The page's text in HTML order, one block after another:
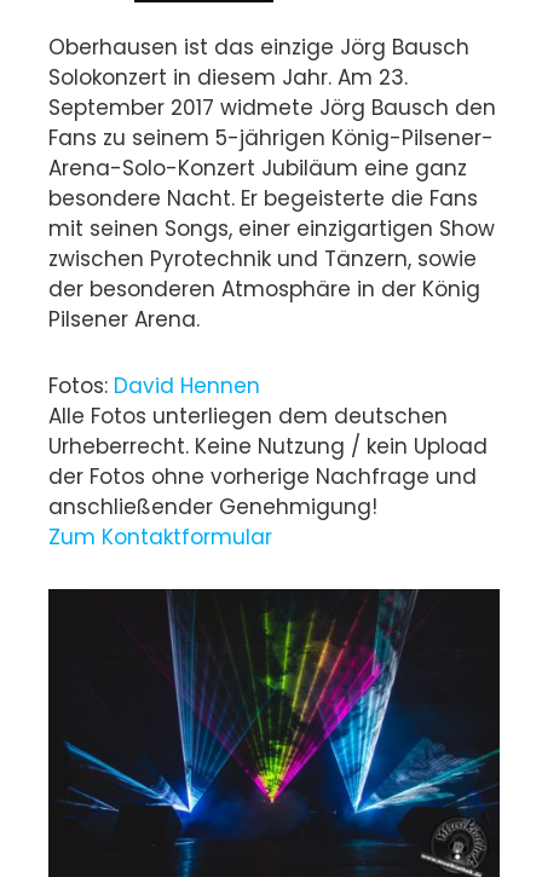
Oberhausen ist das einzige Jörg Bausch
Solokonzert in diesem Jahr. Am 23.
September 2017 widmete Jörg Bausch den
Fans zu seinem 5-jährigen König-Pilsener-
Arena-Solo-Konzert Jubiläum eine ganz
besondere Nacht. Er begeisterte die Fans
mit seinen Songs, einer einzigartigen Show
zwischen Pyrotechnik und Tänzern, sowie
der besonderen Atmosphäre in der König
Pilsener Arena.
Fotos: David Hennen
Alle Fotos unterliegen dem deutschen
Urheberrecht. Keine Nutzung / kein Upload
der Fotos ohne vorherige Nachfrage und
anschließender Genehmigung!
Zum Kontaktformular